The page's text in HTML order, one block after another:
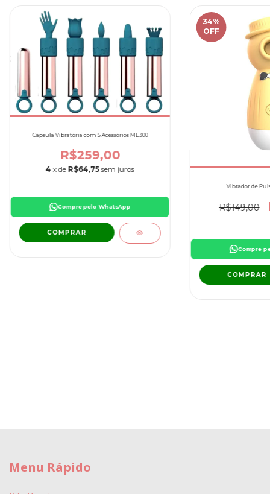
Cápsula Vibratória com 5 Acessórios ME300
R$259,00
4 x de R$64,75 sem juros
Compre pelo WhatsApp
COMPRAR
34%
OFF
Vibrador de
R$149,00
Compre
COMPRAR
Menu Rápido